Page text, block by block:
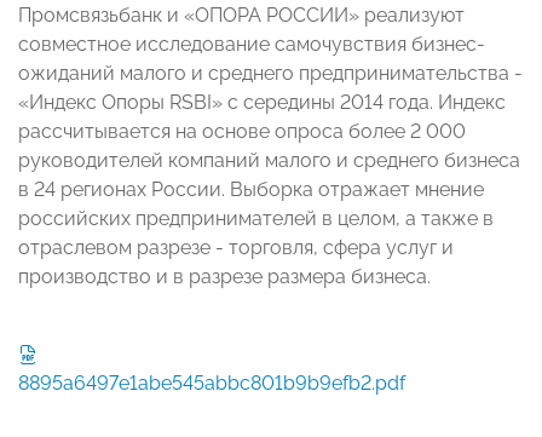
Промсвязьбанк и «ОПОРА РОССИИ» реализуют
совместное исследование самочувствия бизнес-
ожиданий малого и среднего предпринимательства -
«Индекс Опоры RSBI» с середины 2014 года. Индекс
рассчитывается на основе опроса более 2 000
руководителей компаний малого и среднего бизнеса
в 24 регионах России. Выборка отражает мнение
российских предпринимателей в целом, а также в
отраслевом разрезе - торговля, сфера услуг и
производство и в разрезе размера бизнеса.
8895a6497e1abe545abbc801b9b9efb2.pdf